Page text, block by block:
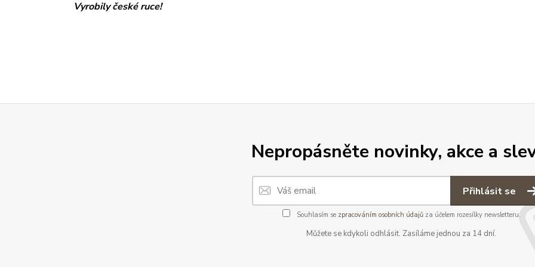
Vyrobily české ruce!
Nepropásněte novinky, akce a
Přihlásit se
Souhlasím se zpracováním osobních údajůza účelem rozesílky newsletteru.
Můžete se kdykoli odhlásit. Zasíláme jednou za 14 dní.